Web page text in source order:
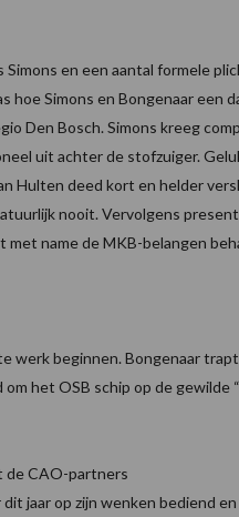
en een aantal formele
hoe Simons en Bongenaar een
Den Bosch. Simons kreeg
uit achter de stofzuiger.
Hulten deed kort en helder
nooit. Vervolgens
met name de MKB-belangen
werk beginnen. Bongenaar
het OSB schip op de
de CAO-partners
jaar op zijn wenken bediend